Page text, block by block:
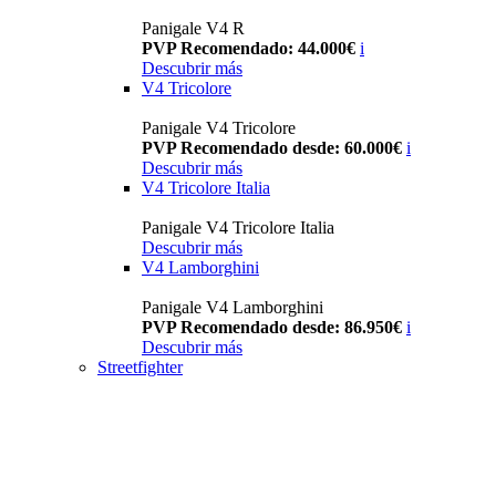
Panigale V4 R
PVP Recomendado: 44.000€ i
Descubrir más
V4 Tricolore
Panigale V4 Tricolore
PVP Recomendado desde: 60.000€ i
Descubrir más
V4 Tricolore Italia
Panigale V4 Tricolore Italia
Descubrir más
V4 Lamborghini
Panigale V4 Lamborghini
PVP Recomendado desde: 86.950€ i
Descubrir más
Streetfighter